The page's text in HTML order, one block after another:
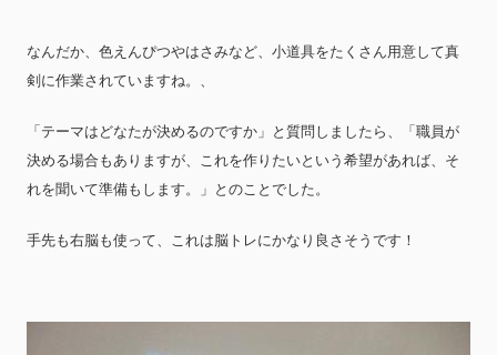
なんだか、色えんぴつやはさみなど、小道具をたくさん用意して真
剣に作業されていますね。、
「テーマはどなたが決めるのですか」と質問しましたら、「職員が
決める場合もありますが、これを作りたいという希望があれば、そ
れを聞いて準備もします。」とのことでした。
手先も右脳も使って、これは脳トレにかなり良さそうです！